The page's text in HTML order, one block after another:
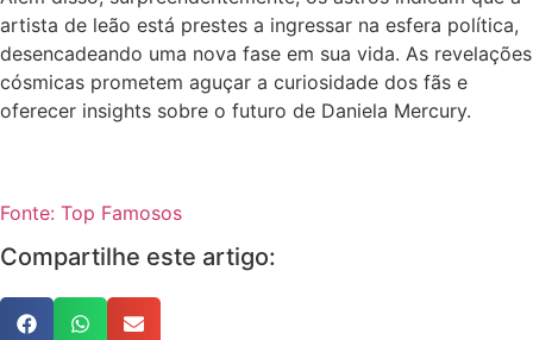
artista de leão está prestes a ingressar na esfera política,
desencadeando uma nova fase em sua vida. As revelações
cósmicas prometem aguçar a curiosidade dos fãs e
oferecer insights sobre o futuro de Daniela Mercury.
Fonte: Top Famosos
Compartilhe este artigo: